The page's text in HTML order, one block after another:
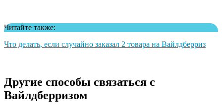
Читайте также:
Что делать, если случайно заказал 2 товара на Вайлдберриз
Другие способы связаться с
Вайлдберризом